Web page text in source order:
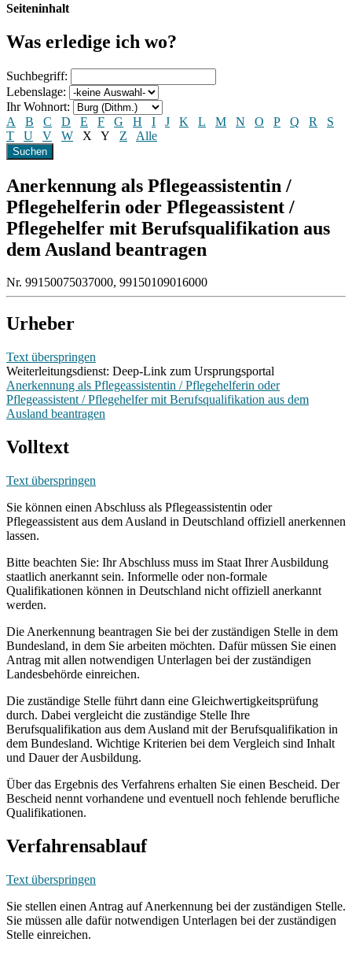
Seiteninhalt
Was erledige ich wo?
Suchbegriff:
Lebenslage:
Ihr Wohnort:
A
B C D E F G H I J K L M N O P Q R
S
T
U V W X Y Z Alle
Anerkennung als Pflegeassistentin /
Pflegehelferin oder Pflegeassistent /
Pflegehelfer mit Berufsqualifikation aus
dem Ausland beantragen
Nr. 99150075037000, 99150109016000
Urheber
Text überspringen
Weiterleitungsdienst: Deep-Link zum Ursprungsportal
Anerkennung als Pflegeassistentin / Pflegehelferin oder
Pflegeassistent / Pflegehelfer mit Berufsqualifikation aus dem
Ausland beantragen
Volltext
Text überspringen
Sie können einen Abschluss als Pflegeassistentin oder
Pflegeassistent aus dem Ausland in Deutschland offiziell anerkennen
lassen.
Bitte beachten Sie: Ihr Abschluss muss im Staat Ihrer Ausbildung
staatlich anerkannt sein. Informelle oder non-formale
Qualifikationen können in Deutschland nicht offiziell anerkannt
werden.
Die Anerkennung beantragen Sie bei der zuständigen Stelle in dem
Bundesland, in dem Sie arbeiten möchten. Dafür müssen Sie einen
Antrag mit allen notwendigen Unterlagen bei der zuständigen
Landesbehörde einreichen.
Die zuständige Stelle führt dann eine Gleichwertigkeitsprüfung
durch. Dabei vergleicht die zuständige Stelle Ihre
Berufsqualifikation aus dem Ausland mit der Berufsqualifikation in
dem Bundesland. Wichtige Kriterien bei dem Vergleich sind Inhalt
und Dauer der Ausbildung.
Über das Ergebnis des Verfahrens erhalten Sie einen Bescheid. Der
Bescheid nennt vorhandene und eventuell noch fehlende berufliche
Qualifikationen.
Verfahrensablauf
Text überspringen
Sie stellen einen Antrag auf Anerkennung bei der zuständigen Stelle.
Sie müssen alle dafür notwendigen Unterlagen bei der zuständigen
Stelle einreichen.